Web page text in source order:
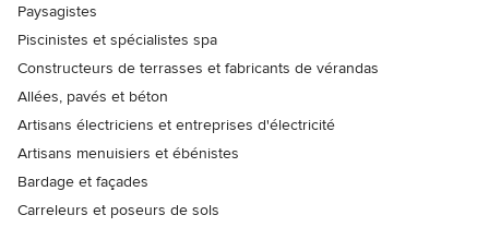
Paysagistes
Piscinistes et spécialistes spa
Constructeurs de terrasses et fabricants de vérandas
Allées, pavés et béton
Artisans électriciens et entreprises d'électricité
Artisans menuisiers et ébénistes
Bardage et façades
Carreleurs et poseurs de sols